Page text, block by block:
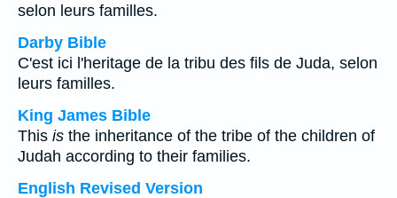
selon leurs familles.
Darby Bible
C'est ici l'heritage de la tribu des fils de Juda, selon
leurs familles.
King James Bible
This is the inheritance of the tribe of the children of
Judah according to their families.
English Revised Version